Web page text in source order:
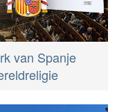
van Spanje